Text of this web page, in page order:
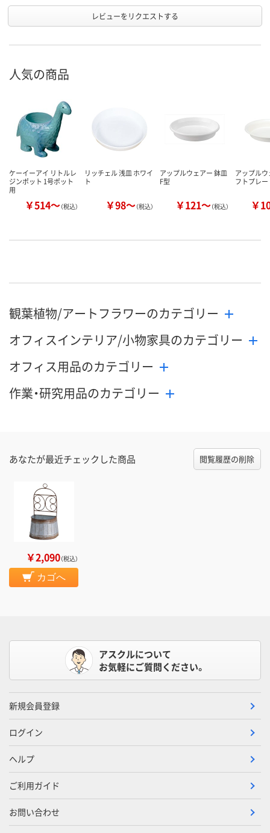
レビューをリクエストする
人気の商品
ケーイーアイ リトルレ
ジンポット 1号ポット
用
￥514～（税込）
リッチェル 浅皿 ホワイ
ト
￥98～（税込）
アップルウェアー 鉢皿
F型
￥121～（税込）
アップル
フトプレ
￥
観葉植物/アートフラワーのカテゴリー
オフィスインテリア/小物家具のカテゴリー
オフィス用品のカテゴリー
作業・研究用品のカテゴリー
あなたが最近チェックした商品 閲覧履歴の削除
￥2,090（税込）
カゴへ
アスクルについて
お気軽にご質問ください。
新規会員登録
ログイン
ヘルプ
ご利用ガイド
お問い合わせ